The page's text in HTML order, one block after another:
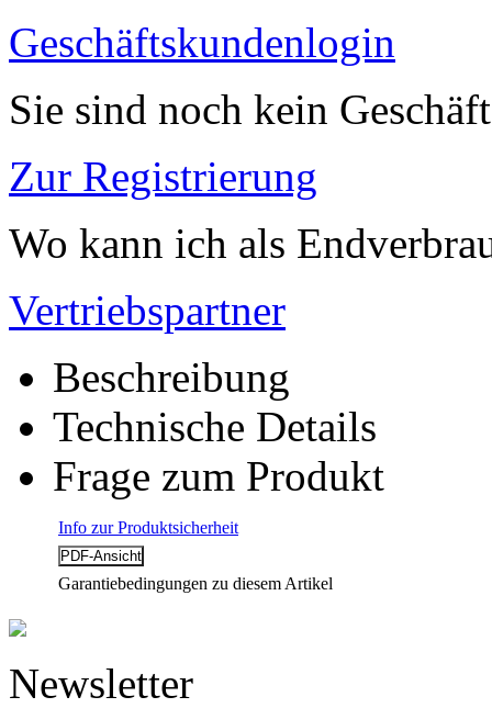
Geschäftskundenlogin
Sie sind noch kein
Zur Registrierung
Wo kann ich als
Vertriebspartner
Beschreibung
Technische Details
Frage zum Produkt
Info zur Produktsicherheit
Garantiebedingungen zu diesem Artikel
Newsletter